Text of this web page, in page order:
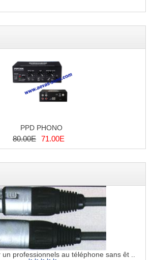
PPD PHONO
80.00E 71.00E
professionnels au téléphone sans êt ..